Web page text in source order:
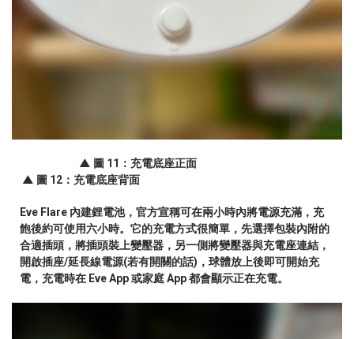
▲ 圖 11：充電底座正面
▲ 圖 12：充電底座背面
Eve Flare 內建鋰電池，官方宣稱可在兩小時內將電源充滿，充
飽後約可使用六小時。它的充電方式很簡單，先選擇包裝內附的
合適插頭，將插頭裝上變壓器，另一側將變壓器與充電座連結，
開啟插座/延長線電源(若有開關的話)，球體放上後即可開始充
電，充電時在 Eve App 或家庭 App 都會顯示正在充電。